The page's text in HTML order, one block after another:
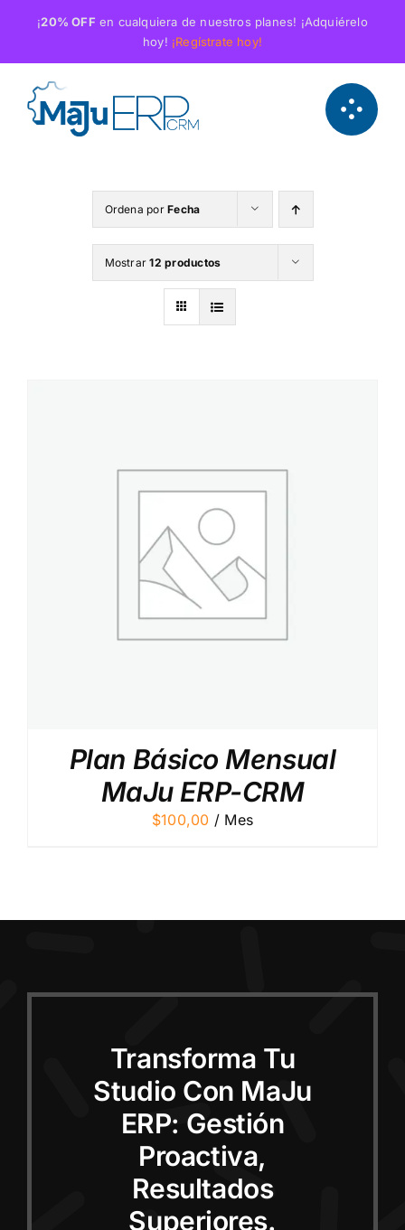
contenido
¡20% OFF en cualquiera de nuestros planes! ¡Adquiérelo
hoy! ¡Regístrate hoy!
Ordena porFecha
Mostrar12 productos
Plan Básico Mensual
MaJu ERP-CRM
$100,00 / Mes
Transforma Tu
Studio Con MaJu
ERP: Gestión
Proactiva,
Resultados
Superiores.